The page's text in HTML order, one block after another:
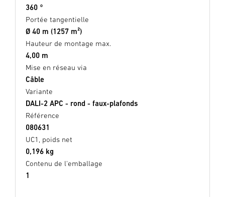
360 °
Portée tangentielle
Ø 40 m (1257 m²)
Hauteur de montage max.
4,00 m
Mise en réseau via
Câble
Variante
DALI-2 APC - rond - faux-plafonds
Référence
080631
UC1, poids net
0,196 kg
Contenu de l'emballage
1